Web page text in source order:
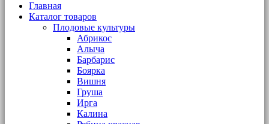
Главная
Каталог товаров
Плодовые культуры
Абрикос
Алыча
Барбарис
Боярка
Вишня
Груша
Ирга
Калина